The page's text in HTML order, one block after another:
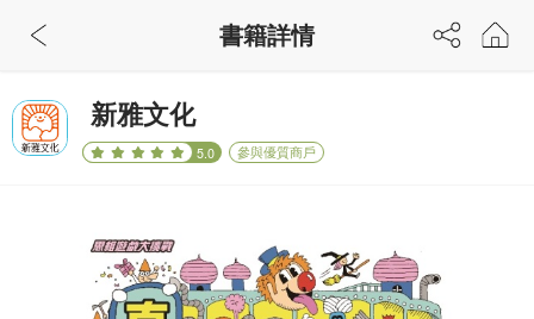
新雅文化
5.0 參與優質商戶
書籍詳情